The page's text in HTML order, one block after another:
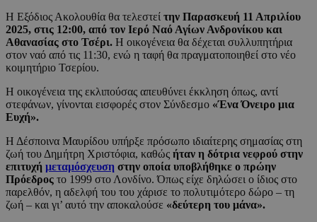
Η Εξόδιος Ακολουθία θα τελεστεί την Παρασκευή 11 Απριλίου
2025, στις 12:00, από τον Ιερό Ναό Αγίων Ανδρονίκου και
Αθανασίας στο Τσέρι. Η οικογένεια θα δέχεται συλλυπητήρια
στον ναό από τις 11:30, ενώ η ταφή θα πραγματοποιηθεί στο νέο
κοιμητήριο Τσερίου.
Η οικογένεια της εκλιπούσας απευθύνει έκκληση όπως, αντί
στεφάνων, γίνονται εισφορές στον Σύνδεσμο «Ένα Όνειρο μια
Ευχή».
Η Δέσποινα Μαυρίδου υπήρξε πρόσωπο ιδιαίτερης σημασίας στη
ζωή του Δημήτρη Χριστόφια, καθώς ήταν η δότρια νεφρού στην
επιτυχή μεταμόσχευση στην οποία υποβλήθηκε ο πρώην
Πρόεδρος το 1999 στο Λονδίνο. Όπως είχε δηλώσει ο ίδιος στο
παρελθόν, η αδελφή του του χάρισε το πολυτιμότερο δώρο – τη
ζωή – και γι’ αυτό την αποκαλούσε «δεύτερη του μάνα».